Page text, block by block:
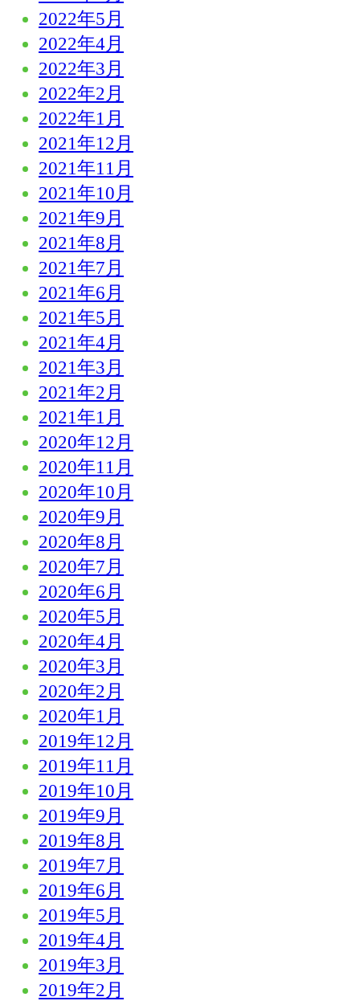
2022年5月
2022年4月
2022年3月
2022年2月
2022年1月
2021年12月
2021年11月
2021年10月
2021年9月
2021年8月
2021年7月
2021年6月
2021年5月
2021年4月
2021年3月
2021年2月
2021年1月
2020年12月
2020年11月
2020年10月
2020年9月
2020年8月
2020年7月
2020年6月
2020年5月
2020年4月
2020年3月
2020年2月
2020年1月
2019年12月
2019年11月
2019年10月
2019年9月
2019年8月
2019年7月
2019年6月
2019年5月
2019年4月
2019年3月
2019年2月